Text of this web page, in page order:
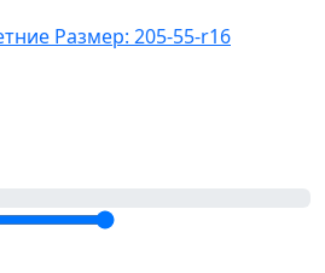
Размер: 205-55-r16